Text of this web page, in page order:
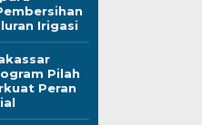
Publik
MAKASSAR — Mengawali
Karier (Kabagbinkar)
Irigasi
Pilah
Peran